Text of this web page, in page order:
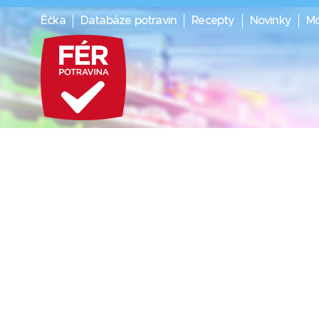
Éčka Databáze potravin Recepty Novinky